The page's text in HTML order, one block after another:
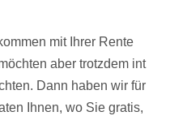
mit Ihrer Rente
aber trotzdem int
Dann haben wir für
Ihnen, wo Sie gratis,